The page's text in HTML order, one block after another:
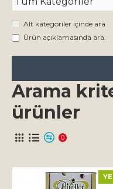
Alt kategoriler içinde ara
Ürün açıklamasında ara.
Arama
ürünler
0